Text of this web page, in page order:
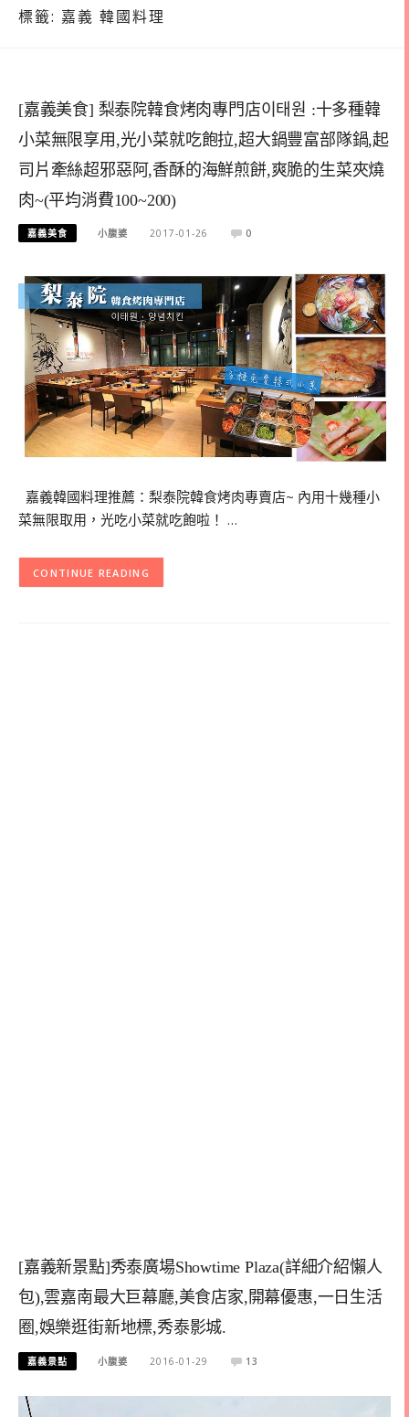
標籤: 嘉義 韓國料理
[嘉義美食] 梨泰院韓食烤肉專門店이태원 :十多種韓
小菜無限享用,光小菜就吃飽拉,超大鍋豐富部隊鍋,起
司片牽絲超邪惡阿,香酥的海鮮煎餅,爽脆的生菜夾燒
肉~(平均消費100~200)
嘉義美食 小腹婆 2017-01-26 0
嘉義韓國料理推薦：梨泰院韓食烤肉專賣店~ 內用十幾種小
菜無限取用，光吃小菜就吃飽啦！ …
CONTINUE READING
[嘉義新景點]秀泰廣場Showtime Plaza(詳細介紹懶人
包),雲嘉南最大巨幕廳,美食店家,開幕優惠,一日生活
圈,娛樂逛街新地標,秀泰影城.
嘉義景點 小腹婆 2016-01-29 13